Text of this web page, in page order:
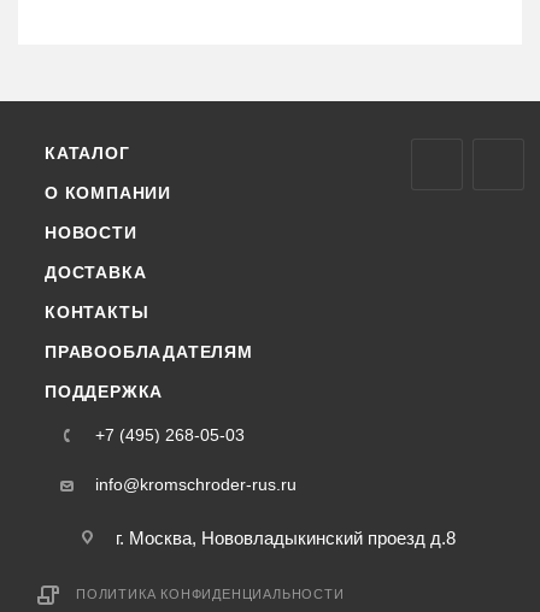
КАТАЛОГ
О КОМПАНИИ
НОВОСТИ
ДОСТАВКА
КОНТАКТЫ
ПРАВООБЛАДАТЕЛЯМ
ПОДДЕРЖКА
+7 (495) 268-05-03
info@kromschroder-rus.ru
г. Москва, Нововладыкинский проезд д.8
ПОЛИТИКА КОНФИДЕНЦИАЛЬНОСТИ